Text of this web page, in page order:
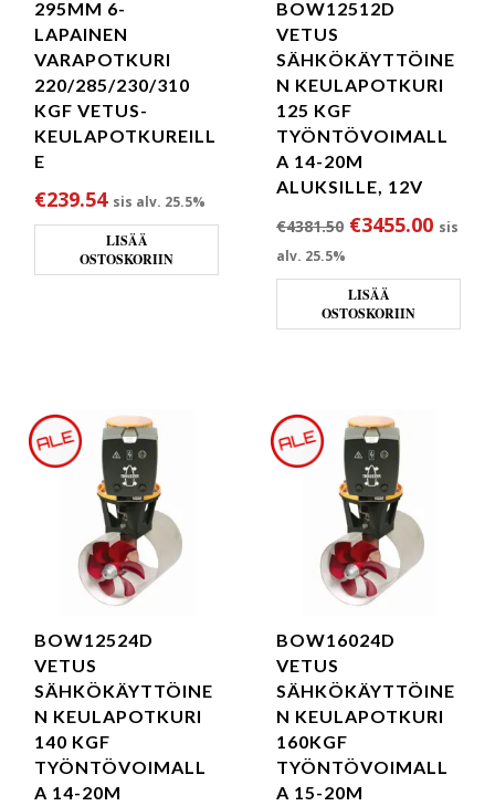
295MM 6-
LAPAINEN
VARAPOTKURI
220/285/230/310
KGF VETUS-
KEULAPOTKUREILL
E
€239.54 sis alv. 25.5%
LISÄÄ
OSTOSKORIIN
BOW12512D
VETUS
SÄHKÖKÄYTTÖINE
N KEULAPOTKURI
125 KGF
TYÖNTÖVOIMALL
A 14-20M
ALUKSILLE, 12V
€4381.50 Alkuperäinen
€3455.00 sis
alv. 25.5%
LISÄÄ
OSTOSKORIIN
BOW12524D
VETUS
SÄHKÖKÄYTTÖINE
N KEULAPOTKURI
140 KGF
TYÖNTÖVOIMALL
A 14-20M
BOW16024D
VETUS
SÄHKÖKÄYTTÖINE
N KEULAPOTKURI
160KGF
TYÖNTÖVOIMALL
A 15-20M